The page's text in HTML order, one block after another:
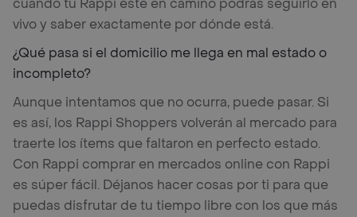
cuando tu Rappi esté en camino podrás seguirlo en
vivo y saber exactamente por dónde está.
¿Qué pasa si el domicilio me llega en mal estado o
incompleto?
Aunque intentamos que no ocurra, puede pasar. Si
es así, los Rappi Shoppers volverán al mercado para
traerte los ítems que faltaron en perfecto estado.
Con Rappi comprar en mercados online con Rappi
es súper fácil. Déjanos hacer cosas por ti para que
puedas disfrutar de tu tiempo libre con los que más